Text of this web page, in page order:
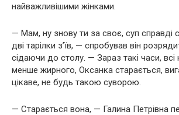
найважливішими жінками.
— Мам, ну знову ти за своє, суп справді
дві тарілки з’їв, — спробував він
сідаючи до столу. — Зараз такі часи, всі
менше жирного, Оксанка старається,
цікаве, не будь такою суворою.
— Старається вона, — Галина Петрівна